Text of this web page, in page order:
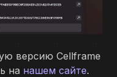
версию Cellframe
на нашем сайте.